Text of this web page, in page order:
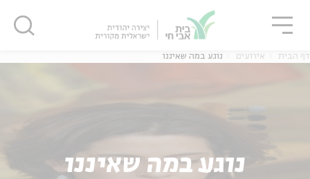
דף הבית אירועים נוגע במה שאיננו
נוגע במה שאיננו
סגור